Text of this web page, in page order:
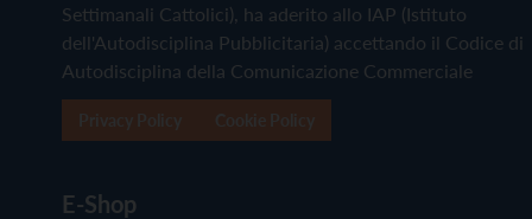
Settimanali Cattolici), ha aderito allo IAP (Istituto
dell'Autodisciplina Pubblicitaria) accettando il Codice di
Autodisciplina della Comunicazione Commerciale
E-Shop